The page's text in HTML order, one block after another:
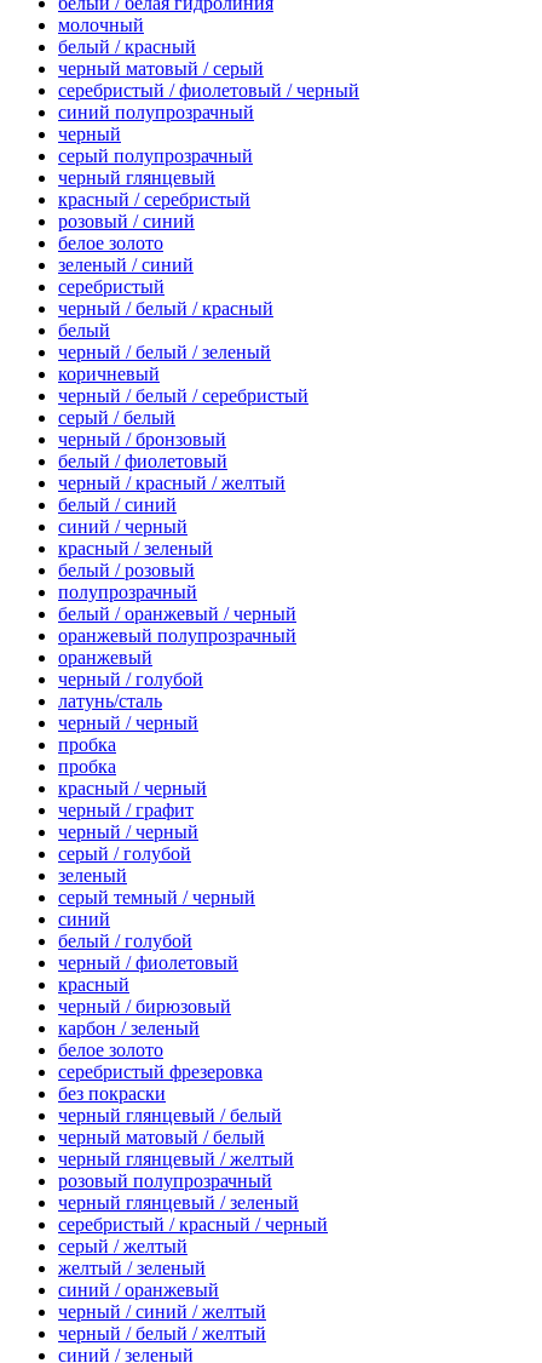
молочный
белый / красный
черный матовый / серый
серебристый / фиолетовый / черный
синий полупрозрачный
черный
серый полупрозрачный
черный глянцевый
красный / серебристый
розовый / синий
белое золото
зеленый / синий
серебристый
черный / белый / красный
белый
черный / белый / зеленый
коричневый
черный / белый / серебристый
серый / белый
черный / бронзовый
белый / фиолетовый
черный / красный / желтый
белый / синий
синий / черный
красный / зеленый
белый / розовый
полупрозрачный
белый / оранжевый / черный
оранжевый полупрозрачный
оранжевый
черный / голубой
латунь/сталь
черный / черный
пробка
пробка
красный / черный
черный / графит
черный / черный
серый / голубой
зеленый
серый темный / черный
синий
белый / голубой
черный / фиолетовый
красный
черный / бирюзовый
карбон / зеленый
белое золото
серебристый фрезеровка
без покраски
черный глянцевый / белый
черный матовый / белый
черный глянцевый / желтый
розовый полупрозрачный
черный глянцевый / зеленый
серебристый / красный / черный
серый / желтый
желтый / зеленый
синий / оранжевый
черный / синий / желтый
черный / белый / желтый
синий / зеленый